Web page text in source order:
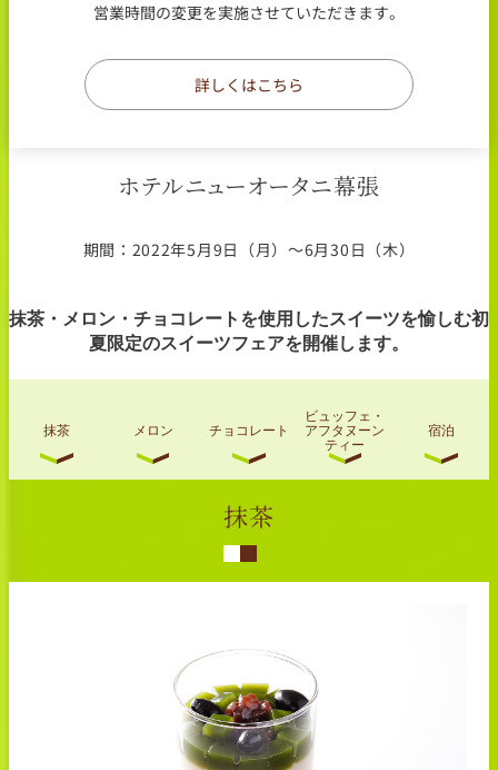
営業時間の変更を実施させていただきます。
詳しくはこちら
ホテルニューオータニ幕張
期間：2022年5月9日（月）～6月30日（木）
抹茶・メロン・チョコレートを使用したスイーツを愉しむ初
夏限定のスイーツフェアを開催します。
抹茶 メロン チョコレート
ビュッフェ・
アフタヌーン
ティー
宿泊
抹茶